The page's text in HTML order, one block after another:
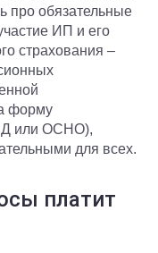
про обязательные
ИП и его
страхования –
форму
или ОСНО),
для всех.
платит